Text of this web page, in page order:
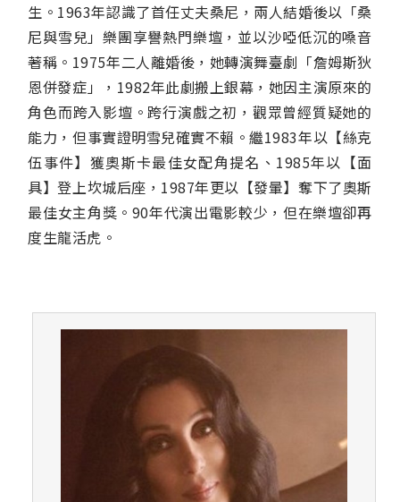
生。1963年認識了首任丈夫桑尼，兩人結婚後以「桑
尼與雪兒」樂團享譽熱門樂壇，並以沙啞低沉的嗓音
著稱。1975年二人離婚後，她轉演舞臺劇「詹姆斯狄
恩併發症」，1982年此劇搬上銀幕，她因主演原來的
角色而跨入影壇。跨行演戲之初，觀眾曾經質疑她的
能力，但事實證明雪兒確實不賴。繼1983年以【絲克
伍事件】獲奧斯卡最佳女配角提名、1985年以【面
具】登上坎城后座，1987年更以【發暈】奪下了奧斯
最佳女主角獎。90年代演出電影較少，但在樂壇卻再
度生龍活虎。